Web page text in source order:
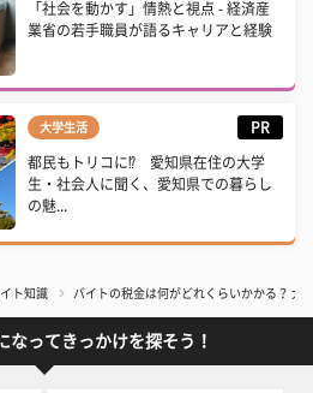
「社会を動かす」情熱と視点 - 経済産
業省の若手職員が語るキャリアと経験
大学生活 PR
都民もトリコに⁉ 愛知県在住の大学
生・社会人に聞く、愛知県での暮らし
の魅...
ト知識 バイトの税金は何がどれくらいかかる？ 大
なってきっかけを探そう！